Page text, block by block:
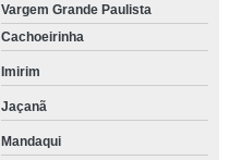
Vargem Grande Paulista
Cachoeirinha
Imirim
Jaçanã
Mandaqui